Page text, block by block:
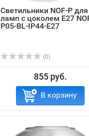
Светильники NOF-P для
ламп с цоколем Е27
P05-BL-IP44-E27
(0)
855 руб.
В корзину